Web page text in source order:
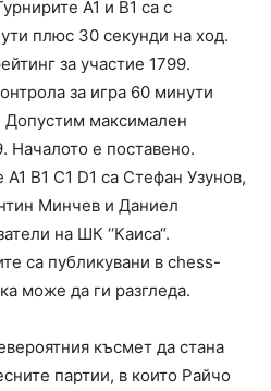
А1 и B1 са с
плюс 30 секунди на ход.
за участие 1799.
за игра 60 минути
Допустим максимален
Началото е поставено.
B1 C1 D1 са Стефан Узунов,
Минчев и Даниел
на ШК ‘‘Каиса“.
са публикувани в chess-
може да ги разгледа.
късмет да стана
партии, в които Райчо